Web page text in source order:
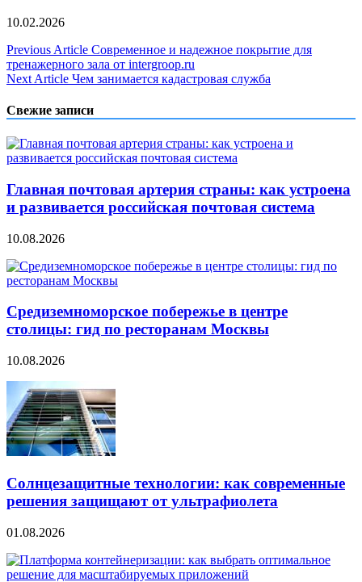
10.02.2026
Навигация
по
Previous Article Современное и надежное покрытие для
тренажерного зала от intergroop.ru
Next Article Чем занимается кадастровая служба
Свежие записи
Главная почтовая артерия страны: как устроена
и развивается российская почтовая система
10.08.2026
Средиземноморское побережье в центре
столицы: гид по ресторанам Москвы
10.08.2026
Солнцезащитные технологии: как современные
решения защищают от ультрафиолета
01.08.2026